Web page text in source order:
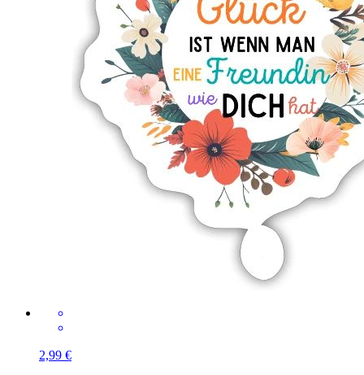
2,99 €